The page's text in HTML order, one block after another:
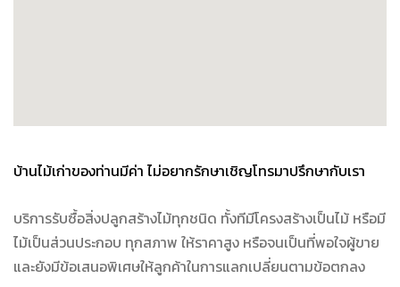
บ้านไม้เก่าของท่านมีค่า ไม่อยากรักษาเชิญโทรมาปรึกษากับเรา
บริการรับซื้อสิ่งปลูกสร้างไม้ทุกชนิด ทั้งทีมีโครงสร้างเป็นไม้ หรือมี
ไม้เป็นส่วนประกอบ ทุกสภาพ ให้ราคาสูง หรือจนเป็นที่พอใจผู้ขาย
และยังมีข้อเสนอพิเศษให้ลูกค้าในการแลกเปลี่ยนตามข้อตกลง